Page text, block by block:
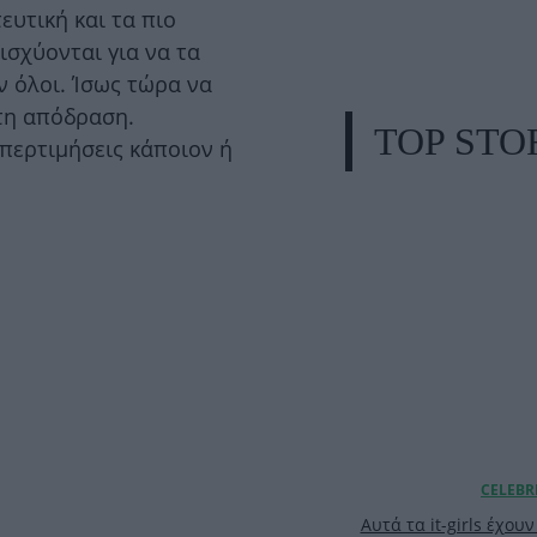
και τα πιο
για να τα
όλοι. Ίσως τώρα να
απόδραση.
κάποιον ή
TOP
Αυτά τα it-girls έχουν